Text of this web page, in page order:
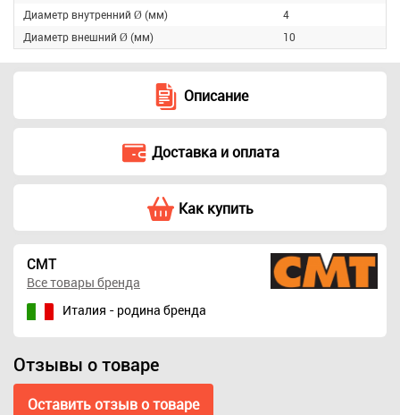
Диаметр внутренний Ø (мм)
4
Диаметр внешний Ø (мм)
10
Описание
Доставка и оплата
Как купить
CMT
Все товары бренда
Италия - родина бренда
Отзывы о товаре
Оставить отзыв о товаре